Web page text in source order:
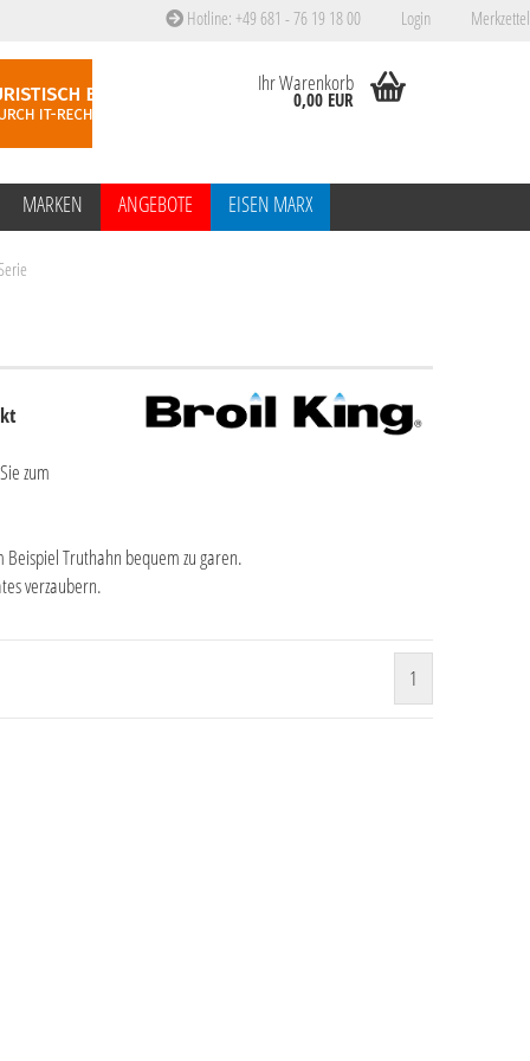
Hotline: +49 681 - 76 19 18 00 Login Merkzettel
Ihr Warenkorb
0,00 EUR
MARKEN ANGEBOTE EISEN MARX
zum
Truthahn bequem zu garen.
verzaubern.
1